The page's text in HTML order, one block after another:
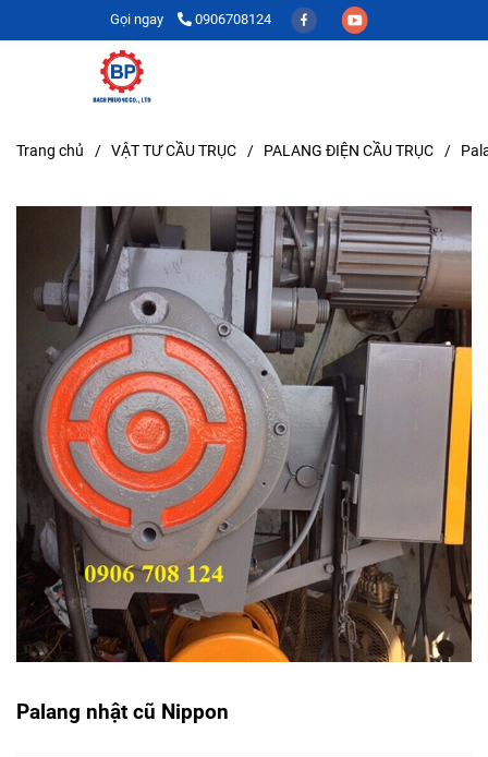
Gọi ngay 0906708124
Trang chủ / VẬT TƯ CẦU TRỤC / PALANG ĐIỆN CẦU TRỤC /
Palang nhật cũ Nippon